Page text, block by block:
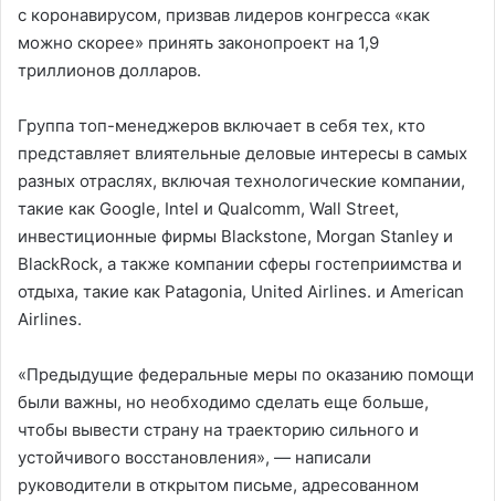
с коронавирусом, призвав лидеров конгресса «как
можно скорее» принять законопроект на 1,9
триллионов долларов.
Группа топ-менеджеров включает в себя тех, кто
представляет влиятельные деловые интересы в самых
разных отраслях, включая технологические компании,
такие как Google, Intel и Qualcomm, Wall Street,
инвестиционные фирмы Blackstone, Morgan Stanley и
BlackRock, а также компании сферы гостеприимства и
отдыха, такие как Patagonia, United Airlines. и American
Airlines.
«Предыдущие федеральные меры по оказанию помощи
были важны, но необходимо сделать еще больше,
чтобы вывести страну на траекторию сильного и
устойчивого восстановления», — написали
руководители в открытом письме, адресованном